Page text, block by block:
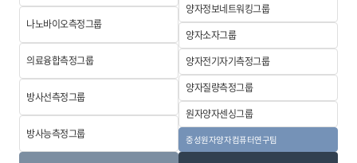
나노바이오측정그룹
의료융합측정그룹
방사선측정그룹
방사능측정그룹
양자정보네트워킹그룹
양자소자그룹
양자전기자기측정그룹
양자질량측정그룹
원자양자센싱그룹
중성원자양자컴퓨터연구팀